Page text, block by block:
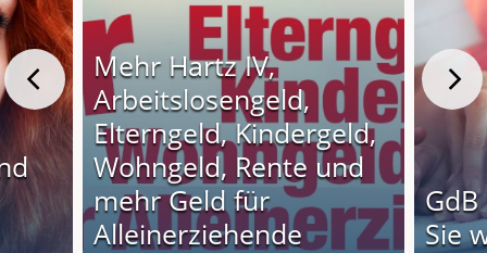
Mehr Hartz IV,
Arbeitslosengeld,
Elterngeld, Kindergeld,
Wohngeld, Rente und
mehr Geld für
Alleinerziehende
Sie